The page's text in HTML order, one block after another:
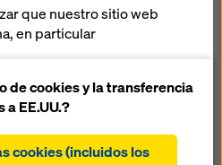
P30 existente, se debía
que nuestro sitio web
en particular
funcionales y
de Doka (cookies
de cookies y la transferencia
EE.UU.?
cookies (incluidos los